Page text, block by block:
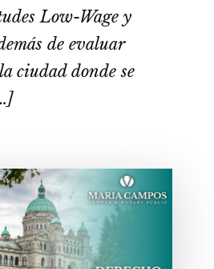
Low-Wage y
de evaluar
ciudad donde se